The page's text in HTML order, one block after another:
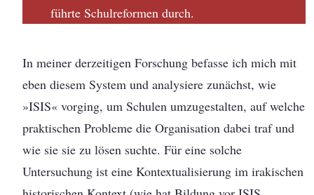
führte Schulreformen durch.
In meiner derzeitigen Forschung befasse ich mich mit
eben diesem System und analysiere zunächst, wie
»ISIS« vorging, um Schulen umzugestalten, auf welche
praktischen Probleme die Organisation dabei traf und
wie sie sie zu lösen suchte. Für eine solche
Untersuchung ist eine Kontextualisierung im irakischen